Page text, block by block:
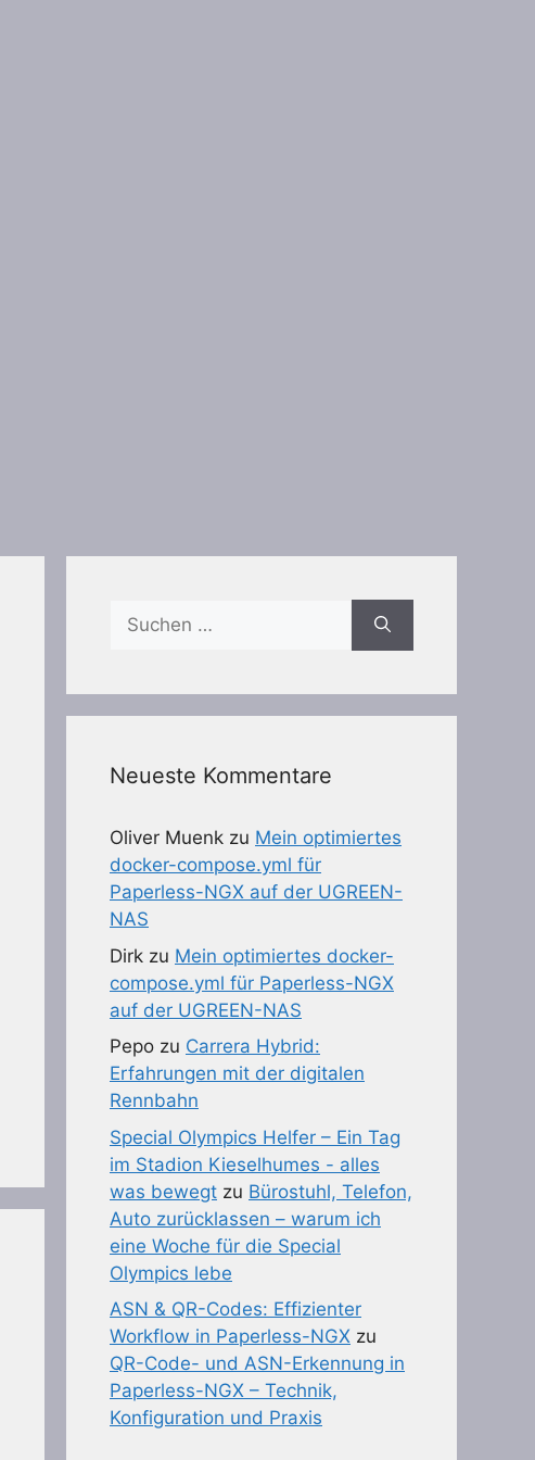
Suchen
nach:
Neueste Kommentare
Oliver Muenk zu Mein optimiertes
docker-compose.yml für
Paperless-NGX auf der UGREEN-
NAS
Dirk zu Mein optimiertes docker-
compose.yml für Paperless-NGX
auf der UGREEN-NAS
Pepo zu Carrera Hybrid:
Erfahrungen mit der digitalen
Rennbahn
Special Olympics Helfer – Ein Tag
im Stadion Kieselhumes - alles
was bewegt zu Bürostuhl, Telefon,
Auto zurücklassen – warum ich
eine Woche für die Special
Olympics lebe
ASN & QR-Codes: Effizienter
Workflow in Paperless-NGX zu
QR-Code- und ASN-Erkennung in
Paperless-NGX – Technik,
Konfiguration und Praxis